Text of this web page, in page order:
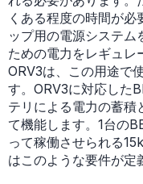
くある程度の時間が
ップ用の電源システム
ための電力をレギュレ
ORV3は、この用途で
す。ORV3に対応した
テリによる電力の蓄積
て機能します。1台の
って稼働させられる
はこのような要件が定